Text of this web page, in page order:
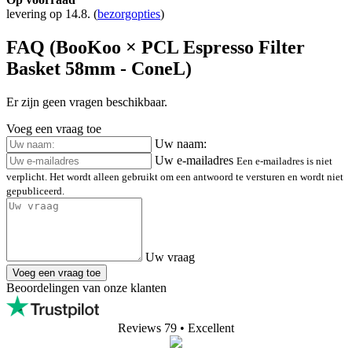
levering op 14.8. (bezorgopties)
FAQ (BooKoo × PCL Espresso Filter
Basket 58mm - ConeL)
Er zijn geen vragen beschikbaar.
Voeg een vraag toe
Uw naam:
Uw e-mailadres Een e-mailadres is niet
verplicht. Het wordt alleen gebruikt om een antwoord te versturen en wordt niet
gepubliceerd.
Uw vraag
Voeg een vraag toe
Beoordelingen van onze klanten
Reviews 79 • Excellent